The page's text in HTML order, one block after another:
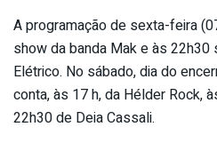
A programação de sexta-feira
show da banda Mak e às 22h30
Elétrico. No sábado, dia do
conta, às 17 h, da Hélder Rock,
22h30 de Deia Cassali.